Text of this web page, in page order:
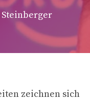
Steinberger
zeichnen sich